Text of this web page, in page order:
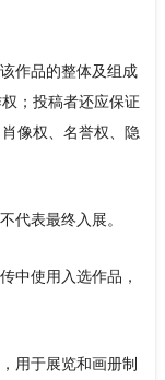
作品的整体及组成
；投稿者还应保证
像权、名誉权、隐
代表最终入展。
中使用入选作品，
用于展览和画册制